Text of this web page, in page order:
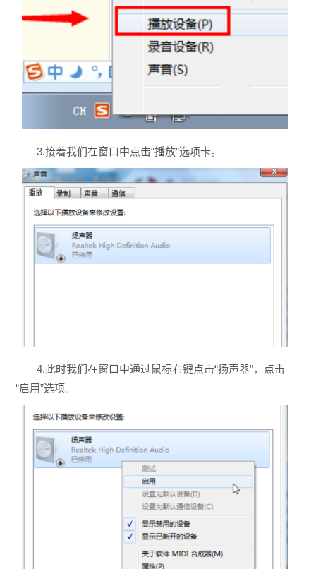
3.接着我们在窗口中点击“播放”选项卡。
4.此时我们在窗口中通过鼠标右键点击“扬声器”，点击
“启用”选项。